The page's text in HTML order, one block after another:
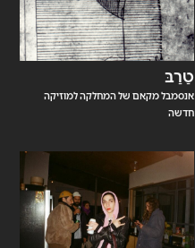
טַרַבּ
אנסמבל מקאם של המחלקה למוזיקה
חדשה